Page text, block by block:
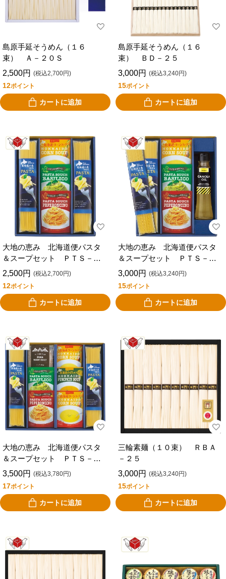
島原手延そうめん（１６
束） Ａ－２０Ｓ
2,500円 (税込2,700円)
12ポイント
カートに追加
島原手延そうめん（１６
束） ＢＤ－２５
3,000円 (税込3,240円)
15ポイント
カートに追加
大地の恵み 北海道便パスタ
＆スープセット ＰＴＳ－２
０
2,500円 (税込2,700円)
12ポイント
カートに追加
大地の恵み 北海道便パスタ
＆スープセット ＰＴＳ－２
５
3,000円 (税込3,240円)
15ポイント
カートに追加
大地の恵み 北海道便パスタ
＆スープセット ＰＴＳ－３
０
3,500円 (税込3,780円)
17ポイント
カートに追加
三輪素麺（１０束） ＲＢＡ
－２５
3,000円 (税込3,240円)
15ポイント
カートに追加